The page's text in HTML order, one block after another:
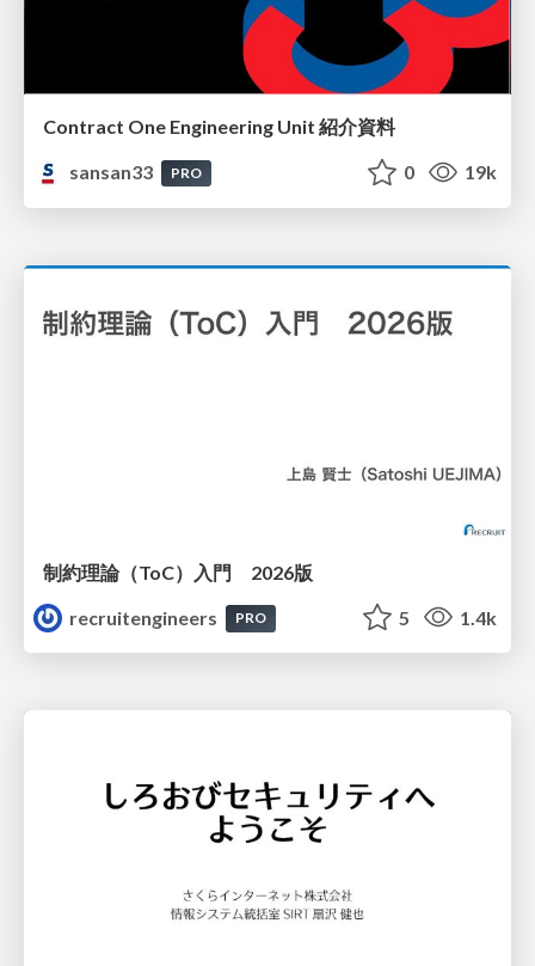
Contract One Engineering Unit 紹介資料
sansan33
PRO 0 19k
制約理論（ToC）入門 2026版
recruitengineers
PRO 5 1.4k